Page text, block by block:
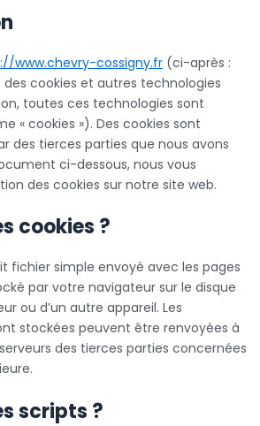
www.chevry-cossigny.fr (ci-après :
des cookies et autres technologies
toutes ces technologies sont
« cookies »). Des cookies sont
des tierces parties que nous avons
ci-dessous, nous vous
des cookies sur notre site web.
cookies ?
fichier simple envoyé avec les pages
par votre navigateur sur le disque
ou d’un autre appareil. Les
stockées peuvent être renvoyées à
des tierces parties concernées
scripts ?